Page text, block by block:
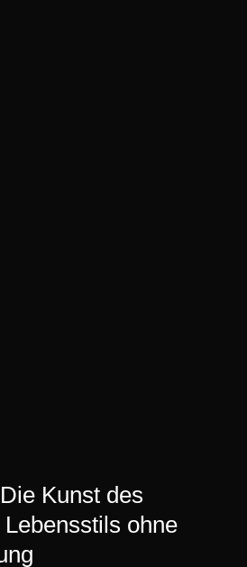
Kunst des
ohne